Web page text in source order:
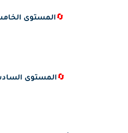
🔄المستوى
🔄المستوى